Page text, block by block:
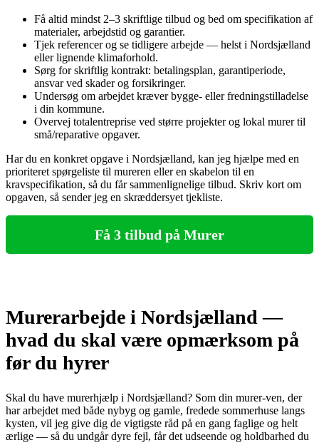
Få altid mindst 2–3 skriftlige tilbud og bed om specifikation af
materialer, arbejdstid og garantier.
Tjek referencer og se tidligere arbejde — helst i Nordsjælland
eller lignende klimaforhold.
Sørg for skriftlig kontrakt: betalingsplan, garantiperiode,
ansvar ved skader og forsikringer.
Undersøg om arbejdet kræver bygge‑ eller fredningstilladelse
i din kommune.
Overvej totalentreprise ved større projekter og lokal murer til
små/reparative opgaver.
Har du en konkret opgave i Nordsjælland, kan jeg hjælpe med en
prioriteret spørgeliste til mureren eller en skabelon til en
kravspecifikation, så du får sammenlignelige tilbud. Skriv kort om
opgaven, så sender jeg en skræddersyet tjekliste.
Få 3 tilbud på Murer
Murerarbejde i Nordsjælland —
hvad du skal være opmærksom på
før du hyrer
Skal du have murerhjælp i Nordsjælland? Som din murer‑ven, der
har arbejdet med både nybyg og gamle, fredede sommerhuse langs
kysten, vil jeg give dig de vigtigste råd på en gang faglige og helt
ærlige — så du undgår dyre fejl, får det udseende og holdbarhed du